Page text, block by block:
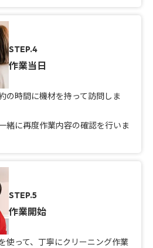
STEP.4
作業当日
の時間に機材を持って訪問しま
緒に再度作業内容の確認を行いま
STEP.5
作業開始
使って、丁寧にクリーニング作業